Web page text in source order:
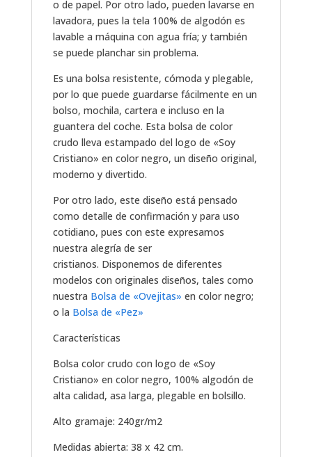
o de papel. Por otro lado, pueden lavarse en
lavadora, pues la tela 100% de algodón es
lavable a máquina con agua fría; y también
se puede planchar sin problema.
Es una bolsa resistente, cómoda y plegable,
por lo que puede guardarse fácilmente en un
bolso, mochila, cartera e incluso en la
guantera del coche. Esta bolsa de color
crudo lleva estampado del logo de «Soy
Cristiano» en color negro, un diseño original,
moderno y divertido.
Por otro lado, este diseño está pensado
como detalle de confirmación y para uso
cotidiano, pues con este expresamos
nuestra alegría de ser
cristianos. Disponemos de diferentes
modelos con originales diseños, tales como
nuestra Bolsa de «Ovejitas» en color negro;
o la Bolsa de «Pez»
Características
Bolsa color crudo con logo de «Soy
Cristiano» en color negro, 100% algodón de
alta calidad, asa larga, plegable en bolsillo.
Alto gramaje: 240gr/m2
Medidas abierta: 38 x 42 cm.